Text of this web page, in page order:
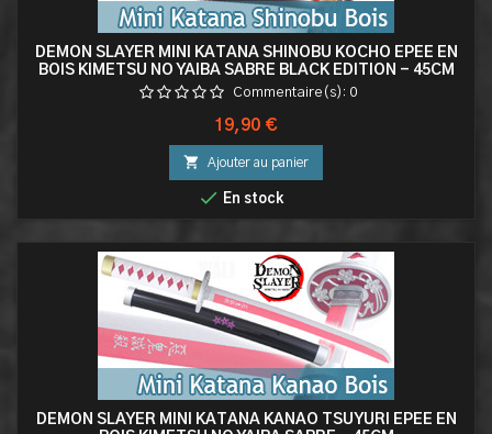
DEMON SLAYER MINI KATANA SHINOBU KOCHO EPEE EN
BOIS KIMETSU NO YAIBA SABRE BLACK EDITION - 45CM
Commentaire(s): 0
Prix
19,90 €
 Ajouter au panier
 En stock
DEMON SLAYER MINI KATANA KANAO TSUYURI EPEE EN